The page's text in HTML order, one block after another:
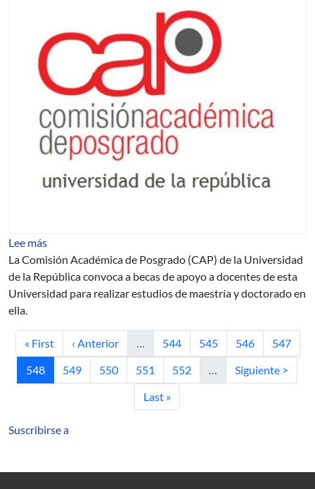
Lee más
La Comisión Académica de Posgrado (CAP) de la Universidad
de la República convoca a becas de apoyo a docentes de esta
Universidad para realizar estudios de maestría y doctorado en
ella.
Primera página
« First Página anterior
‹ Anterior Página
544 Página
545 Página
546 Página
547
Página actual
548 Página
549 Página
550 Página
551 Página
552 Siguiente página
Siguiente >
Última página
Last »
Suscribirse a